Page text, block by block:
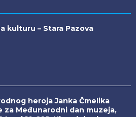
kulturu – Stara Pazova
heroja Janka Čmelika
za Međunarodni dan muzeja,